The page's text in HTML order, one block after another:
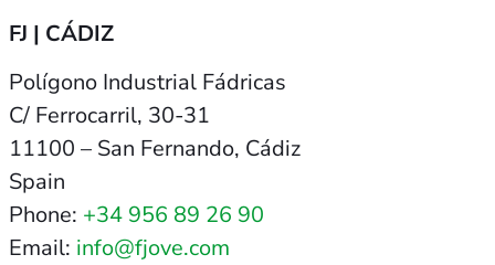
FJ | CÁDIZ
Polígono Industrial Fádricas
C/ Ferrocarril, 30-31
11100 – San Fernando, Cádiz
Spain
Phone: +34 956 89 26 90
Email: info@fjove.com